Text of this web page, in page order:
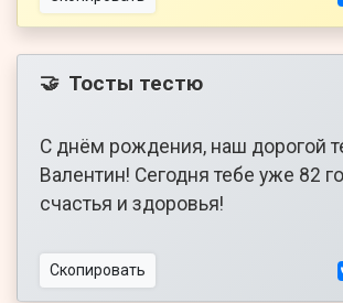
🤝 Тосты тестю
С днём рождения, наш дорогой
Валентин! Сегодня тебе уже 82
счастья и здоровья!
Скопировать